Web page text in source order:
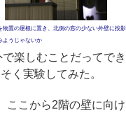
物置の屋根に置き、北側の窓の少ない外壁に投影
ようじゃないか
楽しむことだってでき
く実験してみた。
こから2階の壁に向け